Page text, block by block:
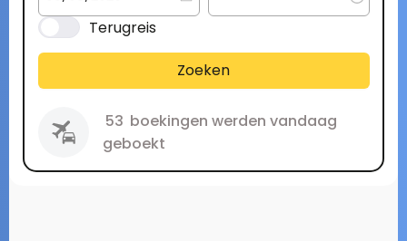
Terugreis
Zoeken
53 boekingen werden vandaag
geboekt